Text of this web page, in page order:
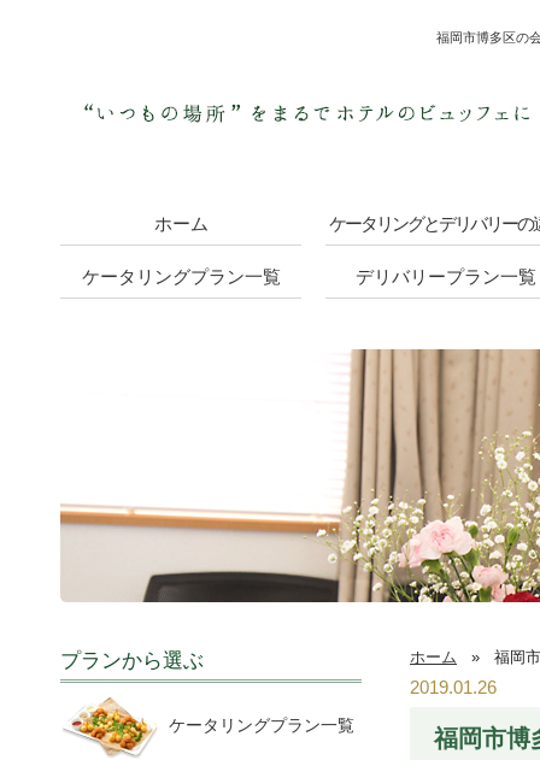
福岡市博多区の
ホーム ケータリングとデリバリーの
ケータリングプラン一覧 デリバリープラン一覧
ホーム » 福岡
2019.01.26
福岡市博
プランから選ぶ
ケータリングプラン一覧